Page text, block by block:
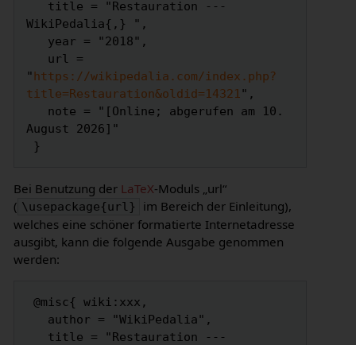
WikiPedalia{,} ",
"https://wikipedalia.com/index.php?
title=Restauration&oldid=14321",
August 2026]"
Bei Benutzung der LaTeX-Moduls „url“
( \usepackage{url}
im Bereich der Einleitung),
welches eine schöner formatierte Internetadresse
ausgibt, kann die folgende Ausgabe genommen
werden:
@misc{ wiki:xxx,